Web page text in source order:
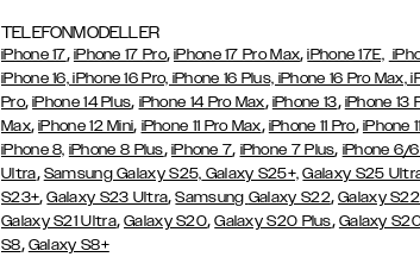
TELEFONMODELLER
iPhone 17, iPhone 17 Pro,iPhone 17 Pro Max,iPhone 17E,
iPhone 16, iPhone 16 Pro, iPhone 16 Plus, iPhone 16 Pro Max,
Pro,iPhone 14 Plus, iPhone 14 Pro Max, iPhone 13, iPhone 13
Max,iPhone 12 Mini, iPhone 11 Pro Max, iPhone 11 Pro, iPhone 11
iPhone 8, iPhone 8 Plus, iPhone 7, iPhone 7 Plus, iPhone 6/
Ultra, Samsung Galaxy S25, Galaxy S25+, Galaxy S25
S23+,Galaxy S23 Ultra,Samsung Galaxy S22,Galaxy
Galaxy S21 Ultra,Galaxy S20,Galaxy S20 Plus, Galaxy
S8, Galaxy S8+